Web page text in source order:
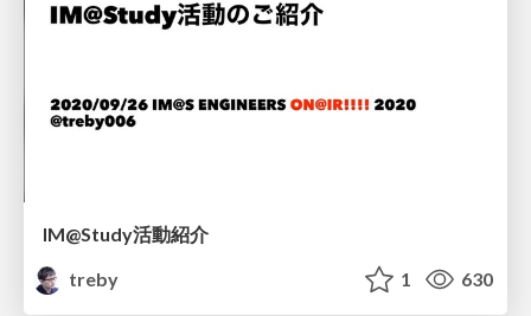
IM@Study活動紹介
treby
1 630